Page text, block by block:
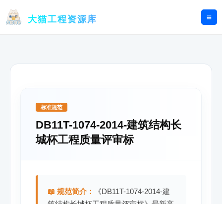
大猫工程资源库
标准规范
DB11T-1074-2014-建筑结构长
城杯工程质量评审标
📖 规范简介：
《DB11T-1074-2014-建